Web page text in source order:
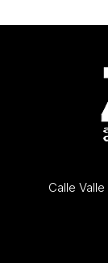
Calle